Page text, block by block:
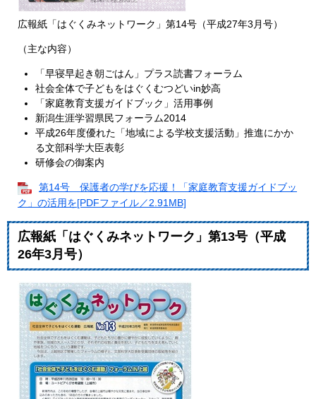
広報紙「はぐくみネットワーク」第14号（平成27年3月号）
（主な内容）
「早寝早起き朝ごはん」プラス読書フォーラム
社会全体で子どもをはぐくむつどいin妙高
「家庭教育支援ガイドブック」活用事例
新潟生涯学習県民フォーラム2014
平成26年度優れた「地域による学校支援活動」推進にかか
る文部科学大臣表彰
研修会の御案内
第14号 保護者の学びを応援！「家庭教育支援ガイドブッ
ク」の活用を[PDFファイル／2.91MB]
広報紙「はぐくみネットワーク」第13号（平成
26年3月号）